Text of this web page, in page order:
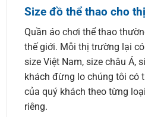
Size đồ thể thao cho
Quần áo chơi thể thao
thế giới. Mỗi thị trường lại
size Việt Nam, size châu Á,
khách đừng lo chúng tôi có
của quý khách theo từng
riêng.